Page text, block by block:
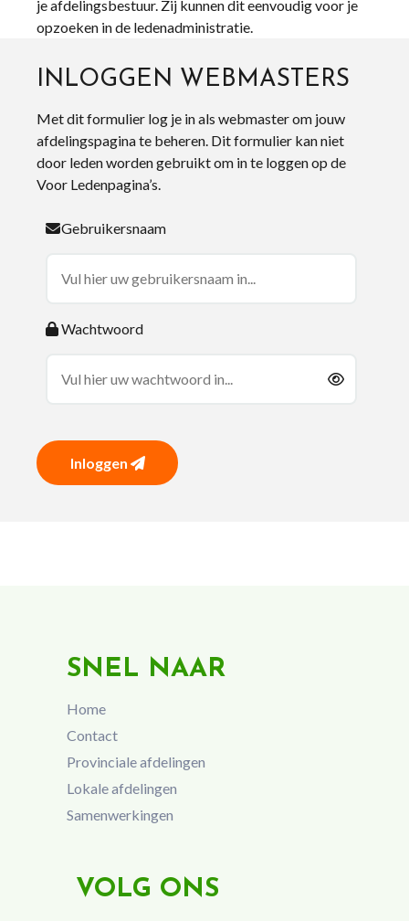
je afdelingsbestuur. Zij kunnen dit eenvoudig voor je
opzoeken in de ledenadministratie.
INLOGGEN WEBMASTERS
Met dit formulier log je in als webmaster om jouw
afdelingspagina te beheren. Dit formulier kan niet
door leden worden gebruikt om in te loggen op de
Voor Ledenpagina’s.
Gebruikersnaam
Wachtwoord
Inloggen
SNEL NAAR
Home
Contact
Provinciale afdelingen
Lokale afdelingen
Samenwerkingen
VOLG ONS